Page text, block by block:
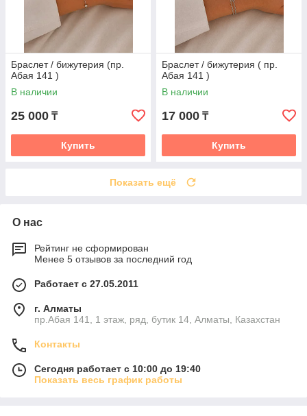
Браслет / бижутерия (пр.
Абая 141 )
В наличии
25 000 ₸
Купить
Браслет / бижутерия ( пр.
Абая 141 )
В наличии
17 000 ₸
Купить
Показать ещё
О нас
Рейтинг не сформирован
Менее 5 отзывов за последний год
Работает с 27.05.2011
г. Алматы
пр.Абая 141, 1 этаж, ряд, бутик 14, Алматы, Казахстан
Контакты
Сегодня работает с 10:00 до 19:40
Показать весь график работы